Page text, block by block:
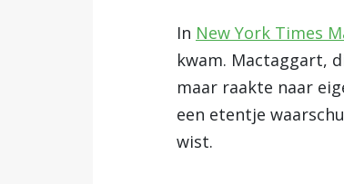
In New York Times
kwam. Mactaggart,
maar raakte naar
een etentje
wist.